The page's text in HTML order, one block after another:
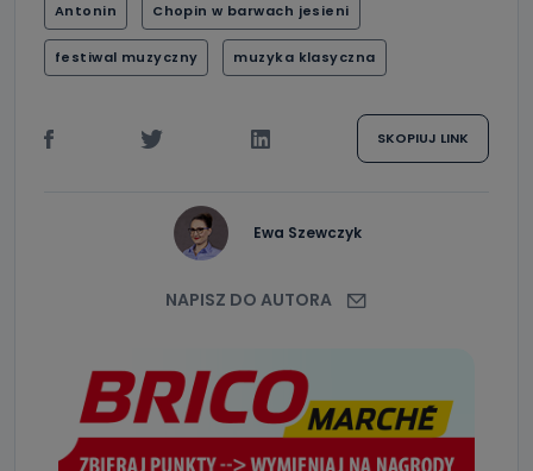
Antonin Chopin w barwach jesieni
festiwal muzyczny muzyka klasyczna
SKOPIUJ LINK
Ewa Szewczyk
NAPISZ DO AUTORA